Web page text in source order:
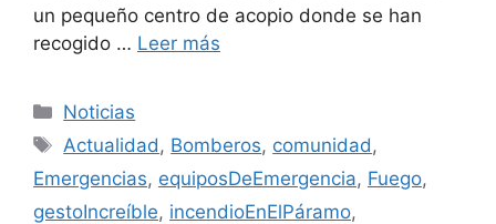
un pequeño centro de acopio donde se han
recogido … Leer más
Categorías
Noticias
Etiquetas
Actualidad , Bomberos, comunidad ,
Emergencias, equiposDeEmergencia, Fuego,
gestoIncreíble, incendioEnElPáramo,